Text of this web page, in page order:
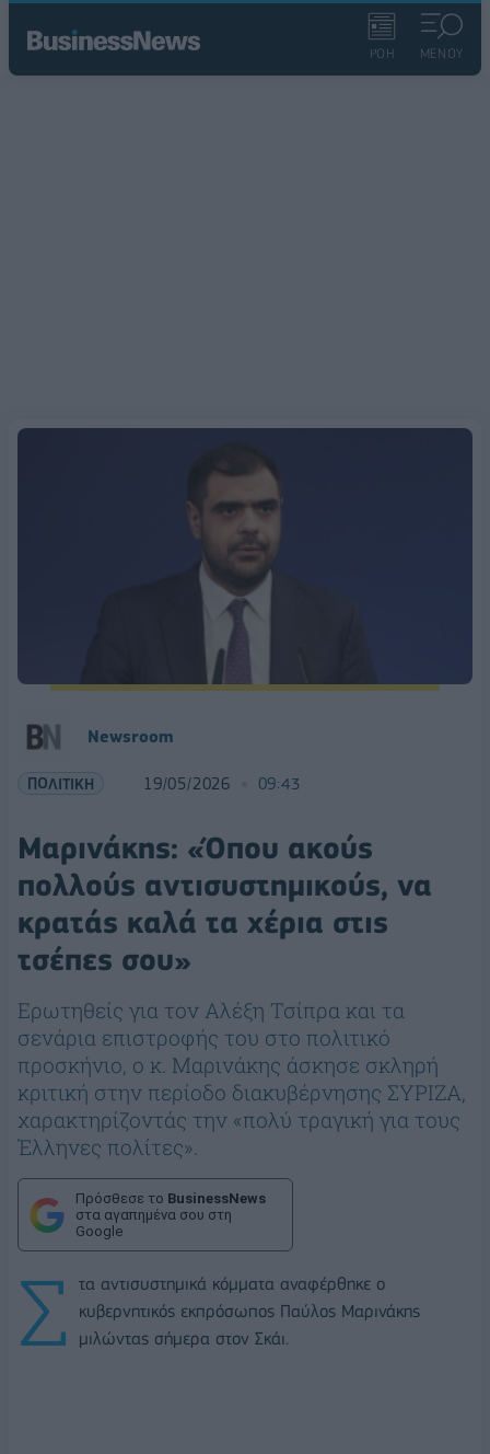
ΡΟΗ ΜΕΝΟΥ
Newsroom
ΠΟΛΙΤΙΚΗ 19/05/2026 09:43
Μαρινάκης: «Όπου ακούς
πολλούς αντισυστημικούς, να
κρατάς καλά τα χέρια στις
τσέπες σου»
Ερωτηθείς για τον Αλέξη Τσίπρα και τα
σενάρια επιστροφής του στο πολιτικό
προσκήνιο, ο κ. Μαρινάκης άσκησε σκληρή
κριτική στην περίοδο διακυβέρνησης ΣΥΡΙΖΑ,
χαρακτηρίζοντάς την «πολύ τραγική για τους
Έλληνες πολίτες».
Πρόσθεσε το BusinessNews
στα αγαπημένα σου στη
Google
Σ
τα αντισυστημικά κόμματα αναφέρθηκε ο
κυβερνητικός εκπρόσωπος Παύλος Μαρινάκης
μιλώντας σήμερα στον Σκάι.